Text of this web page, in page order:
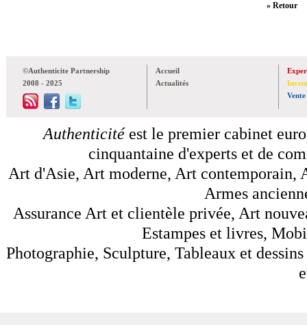
» Retour
©Authenticite Partnership
2008 - 2025
Accueil
Actualités
Vente
Authenticitéest le premier cabinet
cinquantaine d'experts et de
Art d'Asie, Art moderne, Art contemporain,
Armes
Assurance Art et clientèle privée, Art
Estampes et livres,
Photographie, Sculpture, Tableaux et